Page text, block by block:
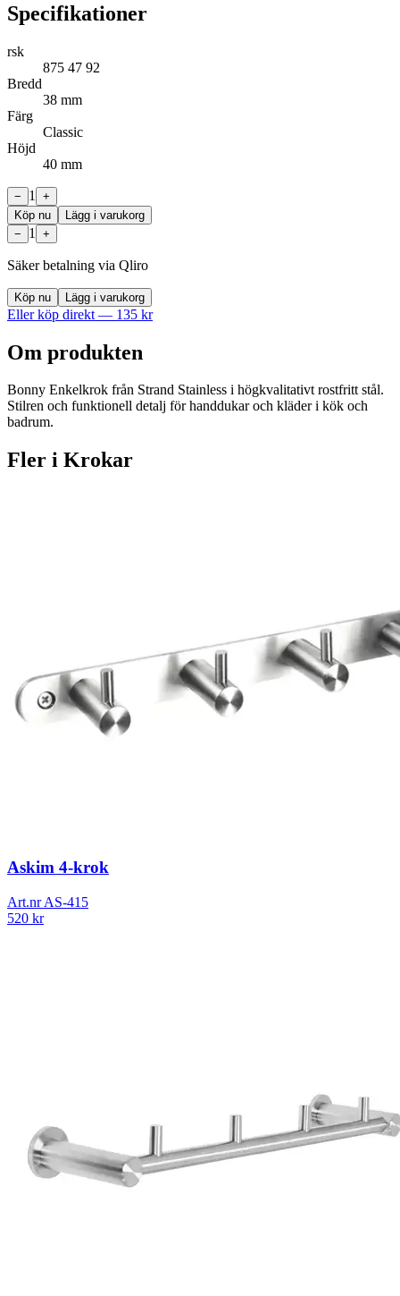
Specifikationer
rsk
875 47 92
Bredd
38 mm
Färg
Classic
Höjd
40 mm
− 1
+
Köp nu
Lägg i varukorg
−
1 +
Säker betalning via Qliro
Köp nu Lägg i varukorg
Eller köp direkt — 135 kr
Om produkten
Bonny Enkelkrok från Strand Stainless i högkvalitativt rostfritt stål.
Stilren och funktionell detalj för handdukar och kläder i kök och
badrum.
Fler i Krokar
Askim 4-krok
Art.nrAS-415
520 kr